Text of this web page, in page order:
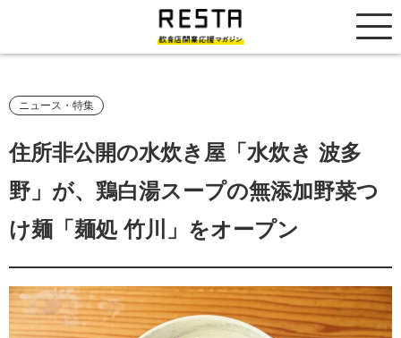
居抜き売却市場
ニュース・特集
住所非公開の水炊き屋「水炊き 波多
野」が、鶏白湯スープの無添加野菜つ
け麺「麺処 竹川」をオープン